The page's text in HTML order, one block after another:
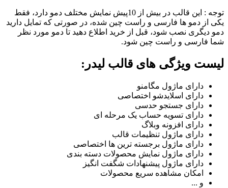
توجه : این قالب در بیش از 10پیش نمایش مختلف دمو دارد، فقط
از دمو ها فارسی و راست چین شده، در صورتی که تمایل دارید
دیگری نصب شود، قبل از خرید اطلاع دهید تا دمو مورد نظر
فارسی و راست چین شود.
ویژگی های قالب لیدر:
دارای ماژول مگامنو
دارای اسلایدشو اختصاصی
دارای جستجو حدسی
دارای تسویه حساب یک مرحله ای
دارای افزونه وبلاگ
دارای ماژول تنظیمات قالب
دارای ماژول برجسته ترین ها اختصاصی
دارای ماژول نمایش محصولات دسته بندی
دارای ماژول پیشنهادات شگفت انگیز
امکان مشاهده سریع محصولات
و ...